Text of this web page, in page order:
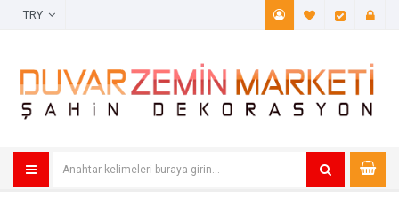
A. Listem